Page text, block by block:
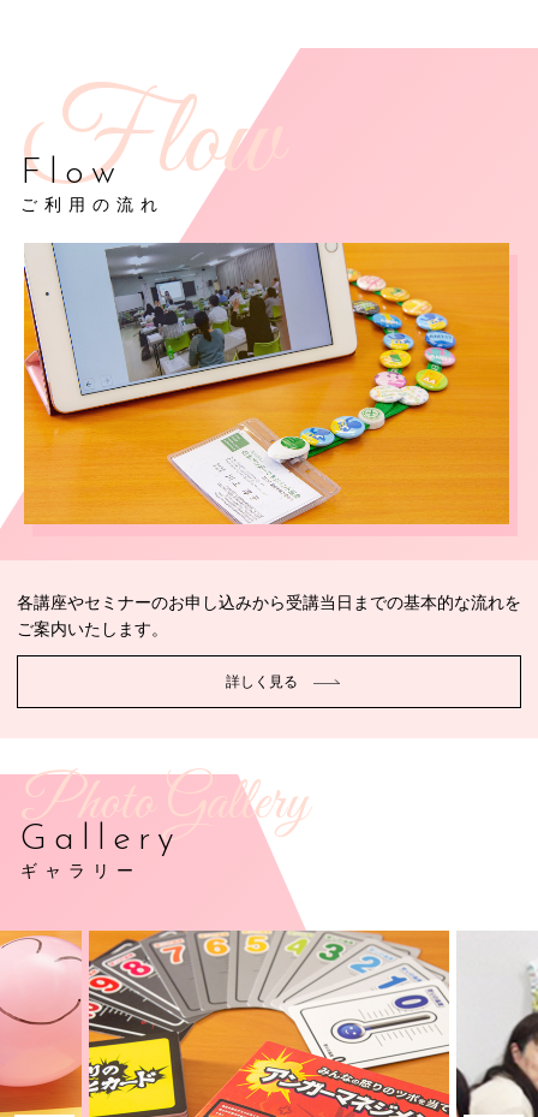
Flow
ご利用の流れ
各講座やセミナーのお申し込みから受講当日までの基本的な流れを
ご案内いたします。
詳しく見る
Photo Gallery
Gallery
ギャラリー